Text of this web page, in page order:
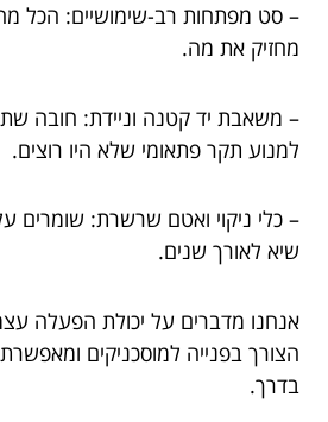
– סט מפתחות רב-שימושיים: הכל
מחזיק את מה.
– משאבת יד קטנה וניידת: חובה
למנוע תקר פתאומי שלא היו רוצים.
– כלי ניקוי ואטם שרשרת: שומרים
שיא לאורך שנים.
אנחנו מדברים על יכולת הפעלה
הצורך בפנייה למוסכניקים
בדרך.